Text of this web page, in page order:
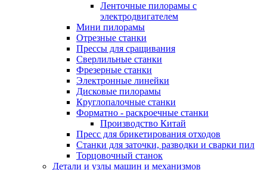
Ленточные пилорамы с
электродвигателем
Мини пилорамы
Отрезные станки
Прессы для сращивания
Сверлильные станки
Фрезерные станки
Электронные линейки
Дисковые пилорамы
Круглопалочные станки
Форматно - раскроечные станки
Производство Китай
Пресс для брикетирования отходов
Станки для заточки, разводки и сварки пил
Торцовочный станок
Детали и узлы машин и механизмов